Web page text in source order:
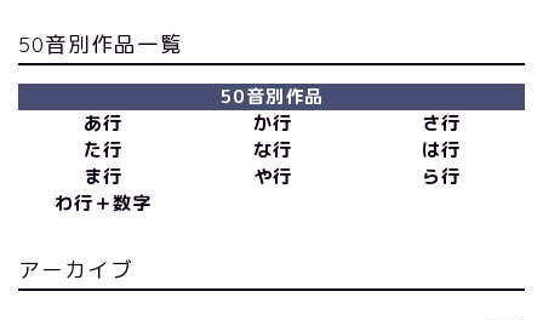
50音別作品一覧
50音別作品
あ行
か行
さ行
た行
な行
は行
ま行
や行
ら行
わ行＋数字
アーカイブ